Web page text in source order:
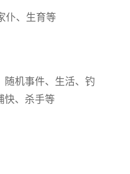
仆、生育等
随机事件、生活、钓
快、杀手等